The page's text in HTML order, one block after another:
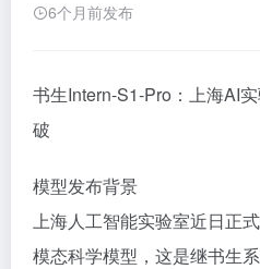
6个月前发布
书生Intern-S1-Pro：上海AI
破
模型发布背景
上海人工智能实验室近日正
模态科学模型，这是继书生